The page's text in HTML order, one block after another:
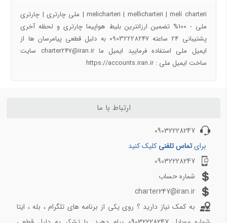
راهنمای سفر به شهرهای ایران و جهان با تیک بال
پروازهای دقیقه 90
آفر شگفت انگیز کیش به تهران دوشنبه 17 دی 97
خرید بلیط هواپیما ارزان ساری به مشهد چارتری
بلیط هواپیما ارزان لحظه آخری کیش به رشت
پروازهای دقیقه 90 2
خرید بلیط هواپیما شیراز مشهد چارتری ارزان
خرید بلیط چارتری آفری کیش به اصفهان 22 اذر 97
بلیط لحظه آخری مشهد به ساری 20 اذر 97
melicharteri | mellicharteri | meli charteri | ملی چارتری | چارتری
ملی - 100% تضمین ارزانترین بلیط هواپیما چارتری و لحظه آخری
پشتیبانی 24 ساعته 09032228247 به دلیل قطعی پیامرسان ها از
ایمیل ملی استفاده فرمایید ایمیل ما charter247@iran.ir سایت
ساخت ایمیل ملی : https://accounts.iran.ir
ارتباط با ما
09032228247
برایتماس تلفنی کلیک کنید
09032228247
شماره حساب
charter247@iran.ir
به کمک نیاز دارید ؟ روی یکی از برنامه های تلگرام ، بله ، ایتا